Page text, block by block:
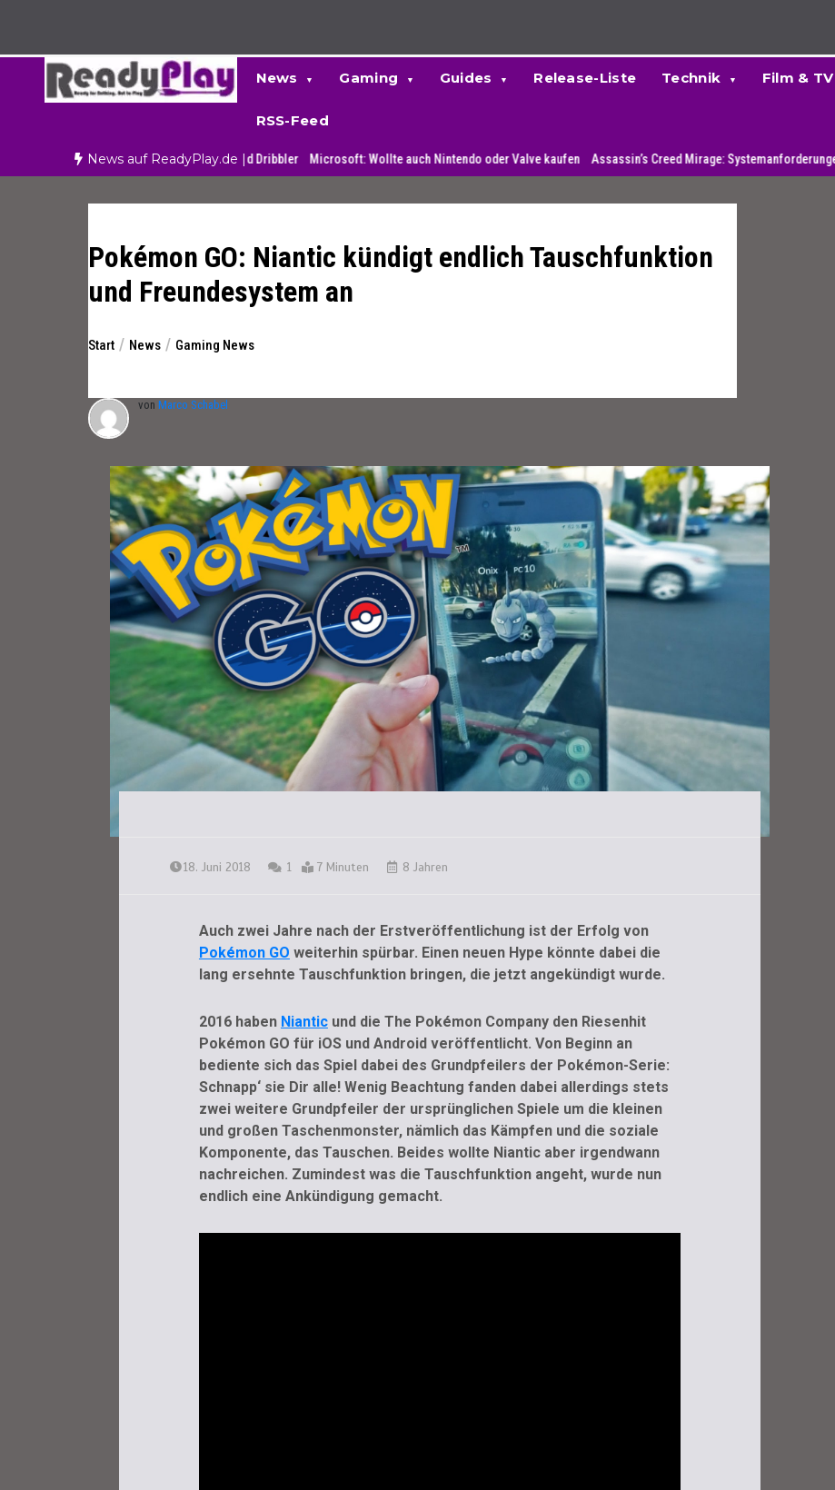
springen
News
Gaming Guides Release-Liste Technik Film & TV
RSS-Feed
News auf ReadyPlay.de |
Das sind die schnellsten Spieler und Dribbler Microsoft: Wollte auch Nintendo oder Valve kaufen Assassin’s Creed Mirage: Systemanforderungen enthüllt
Pokémon GO: Niantic kündigt endlich Tauschfunktion
und Freundesystem an
Start News Gaming News
von Marco Schabel
18. Juni 2018 1 7 Minuten 8 Jahren
Auch zwei Jahre nach der Erstveröffentlichung ist der Erfolg von
Pokémon GO weiterhin spürbar. Einen neuen Hype könnte dabei die
lang ersehnte Tauschfunktion bringen, die jetzt angekündigt wurde.
2016 haben Nianticund die The Pokémon Company den Riesenhit
Pokémon GO für iOS und Android veröffentlicht. Von Beginn an
bediente sich das Spiel dabei des Grundpfeilers der Pokémon-Serie:
Schnapp‘ sie Dir alle! Wenig Beachtung fanden dabei allerdings stets
zwei weitere Grundpfeiler der ursprünglichen Spiele um die kleinen
und großen Taschenmonster, nämlich das Kämpfen und die soziale
Komponente, das Tauschen. Beides wollte Niantic aber irgendwann
nachreichen. Zumindest was die Tauschfunktion angeht, wurde nun
endlich eine Ankündigung gemacht.